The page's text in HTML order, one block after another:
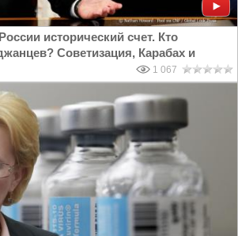
исторический счет. Кто
Советизация, Карабах и
1 067